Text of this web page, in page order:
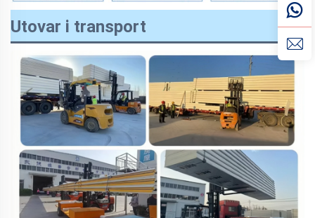
Utovar i transport